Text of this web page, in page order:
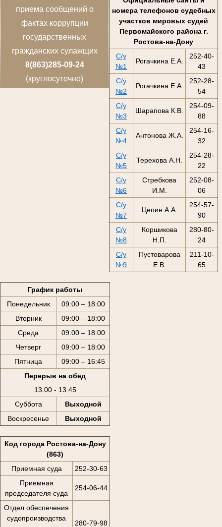
приема сообщений о
фактах коррупции
государственных
гражданских сулажщих
8(863)285-09-24
(круглосуточно)
номера телефонов судебных
участков мировых судей
Первомайского района г.
Ростова-на-Дону
С/у
№1
Рогачкина Е.А.
252-40-
43
С/у
№2
Рогачкина Е.А.
252-28-
54
С/у
№3
Шарапова К.В.
254-09-
88
С/у
№4
Антонова Ж.А.
254-16-
32
С/у
№5
Терехова А.Н.
254-28-
22
С/у
№6
Стребкова
И.М.
252-08-
06
С/у
№7
Цепин А.А.
254-57-
90
С/у
№8
Коршикова
Н.П.
280-80-
24
С/у
№9
Пустоварова
Е.В.
211-10-
65
График работы
Понедельник
09:00 – 18:00
Вторник
09:00 – 18:00
Среда
09:00 – 18:00
Четверг
09:00 – 18:00
Пятница
09:00 – 16:45
Перерыв на обед
13:00 - 13:45
Суббота
Выходной
Воскресенье
Выходной
Код города Ростова-на-Дону
(863)
Приемная суда
252-30-63
Приемная
председателя суда
254-06-44
Отдел обеспечения
судопроизводства
280-79-98